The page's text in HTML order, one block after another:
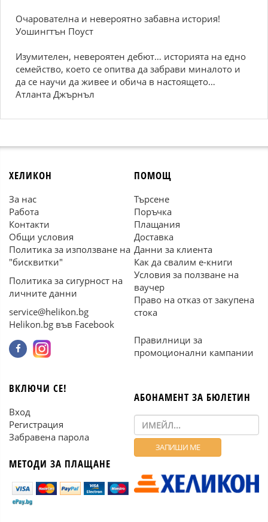
Очарователна и невероятно забавна история!
Уошингтън Поуст
Изумителен, невероятен дебют… историята на едно
семейство, което се опитва да забрави миналото и
да се научи да живее и обича в настоящето…
Атланта Джърнъл
ХЕЛИКОН
За нас
Работа
Контакти
Общи условия
Политика за използване на
"бисквитки"
Политика за сигурност на
личните данни
service@helikon.bg
Helikon.bg във Facebook
ПОМОЩ
Търсене
Поръчка
Плащания
Доставка
Данни за клиента
Как да свалим е-книги
Условия за ползване на
ваучер
Право на отказ от закупена
стока
Правилници за
промоционални кампании
ВКЛЮЧИ СЕ!
Вход
Регистрация
Забравена парола
МЕТОДИ ЗА ПЛАЩАНЕ
АБОНАМЕНТ ЗА БЮЛЕТИН